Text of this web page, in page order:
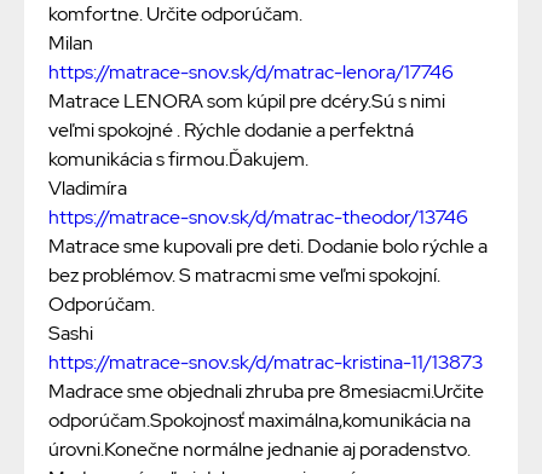
komfortne. Určite odporúčam.
Milan
https://matrace-snov.sk/d/matrac-lenora/17746
Matrace LENORA som kúpil pre dcéry.Sú s nimi
veľmi spokojné . Rýchle dodanie a perfektná
komunikácia s firmou.Ďakujem.
Vladimíra
https://matrace-snov.sk/d/matrac-theodor/13746
Matrace sme kupovali pre deti. Dodanie bolo rýchle a
bez problémov. S matracmi sme veľmi spokojní.
Odporúčam.
Sashi
https://matrace-snov.sk/d/matrac-kristina-11/13873
Madrace sme objednali zhruba pre 8mesiacmi.Určite
odporúčam.Spokojnosť maximálna,komunikácia na
úrovni.Konečne normálne jednanie aj poradenstvo.